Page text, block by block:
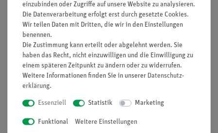
Nach oben
Informationen
Unternehmen
Projekte und Lösungen
Presse
Service
Beratung & Showroom
Inventarisierungs- &
einzubinden oder Zugriffe auf unsere Website zu analysieren.
Die Datenverarbeitung erfolgt erst durch gesetzte Cookies.
Wir teilen Daten mit Dritten, die wir in den Einstellungen
benennen.
Die Zustimmung kann erteilt oder abgelehnt werden. Sie
haben das Recht, nicht einzuwilligen und die Einwilligung zu
einem späteren Zeitpunkt zu ändern oder zu widerrufen.
Weitere Informationen finden Sie in unserer Daten­schutz­
erklärung.
Essenziell Statistik Marketing
Funktional Weitere Einstellungen